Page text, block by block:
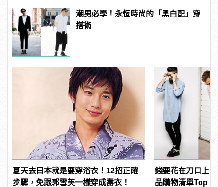
潮男必學！永恆時尚的「黑白配」穿
搭術
夏天去日本就是要穿浴衣！12招正確
步驟，免跟郭雪芙一樣穿成壽衣！
錢要花在刀口上
品購物清單Top 3